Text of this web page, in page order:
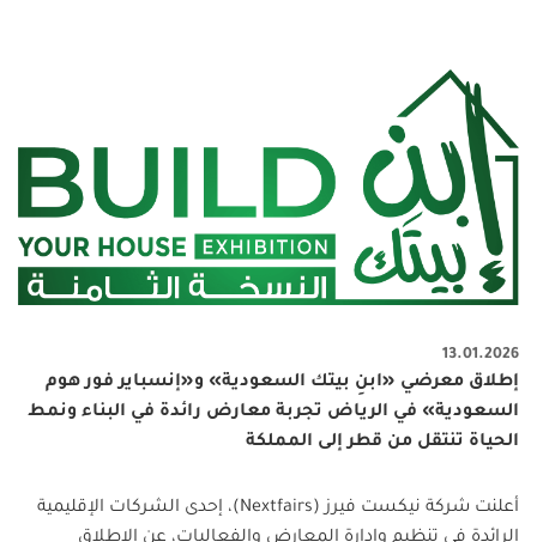
13.01.2026
إطلاق معرضي «ابنِ بيتك السعودية» و«إنسباير فور هوم
السعودية» في الرياض تجربة معارض رائدة في البناء ونمط
الحياة تنتقل من قطر إلى المملكة
أعلنت شركة نيكست فيرز(Nextfairs)
، إحدى الشركات الإقليمية
الرائدة في تنظيم وإدارة المعارض والفعاليات، عن الإطلاق